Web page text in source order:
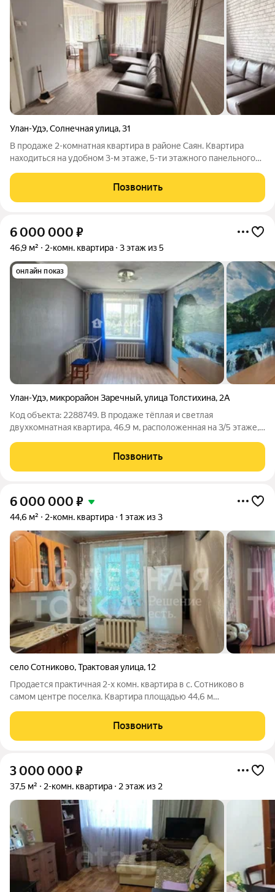
Улан-Удэ,Солнечная улица,31
В продаже 2-комнатная квартира в районе Саян. Квартира
находиться на удобном 3-м этаже, 5-ти этажного панельного
линолеум, стены и потолки выровнены, установлены
межкомнатные двери, стоят
Позвонить
6 000 000 ₽
46,9 м² 2-комн. квартира 3 этаж из 5
онлайн показ
Улан-Удэ, микрорайон Заречный,улица Толстихина, 2А
Код объекта: 2288749. В продаже тёплая и светлая
двухкомнатная квартира, 46,9 м, расположенная на 3/5 этаже,
требует больших вложений, можно сразу заехать и жить .
Ключевые особенности: -
Позвонить
6 000 000 ₽
44,6 м² 2-комн. квартира 1 этаж из 3
село Сотниково,Трактовая улица,12
Продается практичная 2-х комн. квартира в с. Сотниково в
самом центре поселка. Квартира площадью 44,6 м
площадь 34 м, кухня 7,9 м, планировка изолированная комнаты
удобной формы, санузел
Позвонить
3 000 000 ₽
37,5 м² 2-комн. квартира 2 этаж из 2